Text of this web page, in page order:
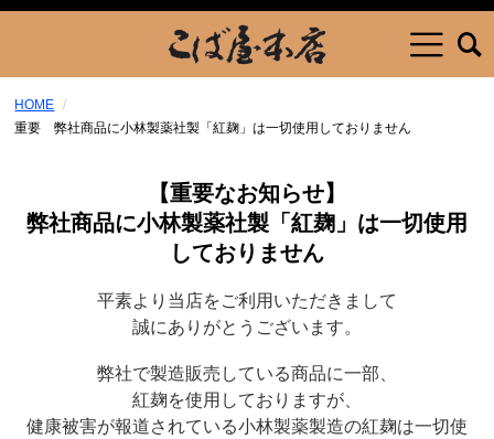
HOME
重要 弊社商品に小林製薬社製「紅麹」は一切使用しておりません
【重要なお知らせ】
弊社商品に小林製薬社製「紅麹」は一切使用
しておりません
平素より当店をご利用いただきまして
誠にありがとうございます。
弊社で製造販売している商品に一部、
紅麹を使用しておりますが、
健康被害が報道されている小林製薬製造の紅麹は一切使